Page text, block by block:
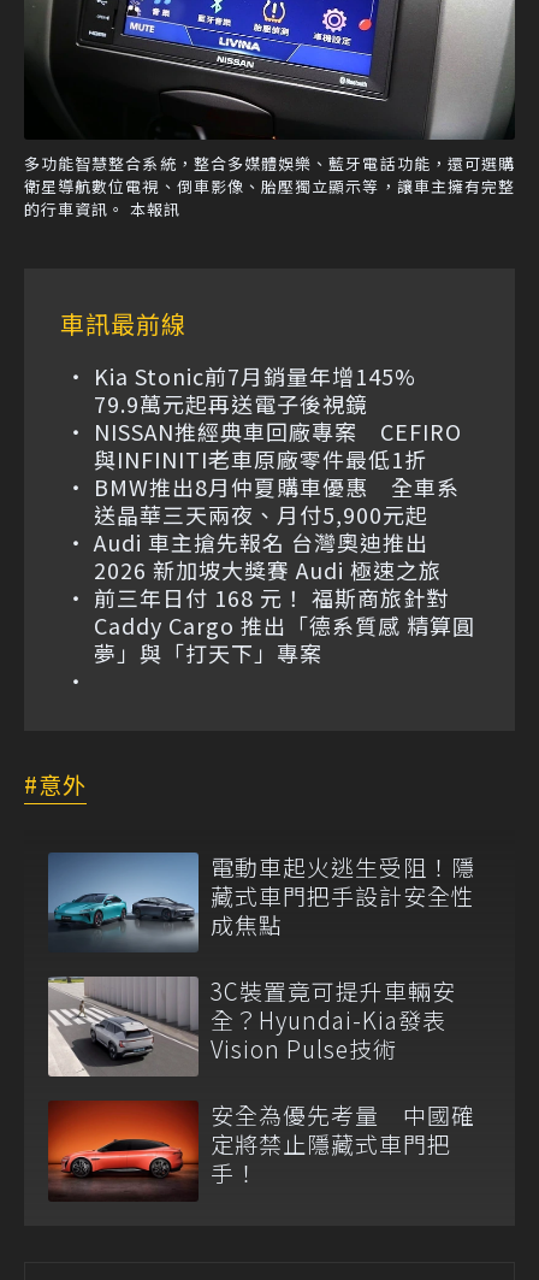
多功能智慧整合系統，整合多媒體娛樂、藍牙電話功能，還可選購
衛星導航數位電視、倒車影像、胎壓獨立顯示等，讓車主擁有完整
的行車資訊。 本報訊
車訊最前線
Kia Stonic前7月銷量年增145%
79.9萬元起再送電子後視鏡
NISSAN推經典車回廠專案 CEFIRO
與INFINITI老車原廠零件最低1折
BMW推出8月仲夏購車優惠 全車系
送晶華三天兩夜、月付5,900元起
Audi 車主搶先報名 台灣奧迪推出
2026 新加坡大獎賽 Audi 極速之旅
前三年日付 168 元！ 福斯商旅針對
Caddy Cargo 推出「德系質感 精算圓
夢」與「打天下」專案
意外
電動車起火逃生受阻！隱
藏式車門把手設計安全性
成焦點
3C裝置竟可提升車輛安
全？Hyundai-Kia發表
Vision Pulse技術
安全為優先考量 中國確
定將禁止隱藏式車門把
手！